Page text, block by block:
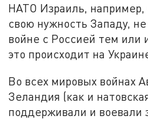
НАТО Израиль, например,
свою нужность Западу,
войне с Россией тем или
это происходит на
Во всех мировых войнах
Зеландия (как и
поддерживали и воевали